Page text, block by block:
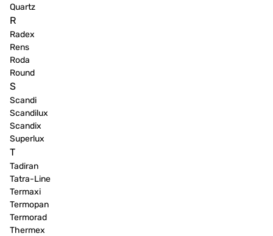
Quartz
R
Radex
Rens
Roda
Round
S
Scandi
Scandilux
Scandix
Superlux
T
Tadiran
Tatra-Line
Termaxi
Termopan
Termorad
Thermex